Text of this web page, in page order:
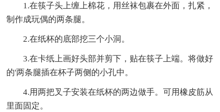
1.在筷子头上缠上棉花，用丝袜包裹在外面，扎紧，
制作成玩偶的两条腿。
2.在纸杯的底部挖三个小洞。
3.在卡纸上画好头部并剪下，贴在筷子上端。将做好
的'两条腿插在杯子两侧的小孔中。
4.用两把叉子安装在纸杯的两边做手。可用橡皮筋从
里面固定。